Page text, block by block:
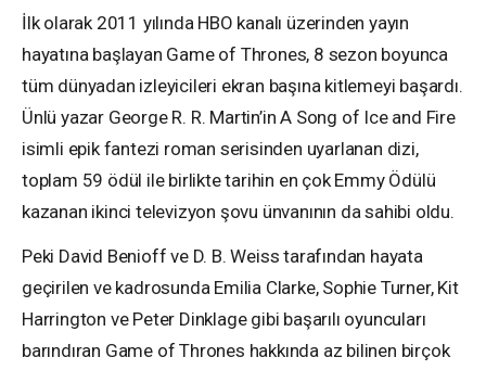
İlk olarak 2011 yılında HBO kanalı üzerinden yayın
hayatına başlayan Game of Thrones, 8 sezon boyunca
tüm dünyadan izleyicileri ekran başına kitlemeyi başardı.
Ünlü yazar George R. R. Martin’in A Song of Ice and Fire
isimli epik fantezi roman serisinden uyarlanan dizi,
toplam 59 ödül ile birlikte tarihin en çok Emmy Ödülü
kazanan ikinci televizyon şovu ünvanının da sahibi oldu.
Peki David Benioff ve D. B. Weiss tarafından hayata
geçirilen ve kadrosunda Emilia Clarke, Sophie Turner, Kit
Harrington ve Peter Dinklage gibi başarılı oyuncuları
barındıran Game of Thrones hakkında az bilinen birçok